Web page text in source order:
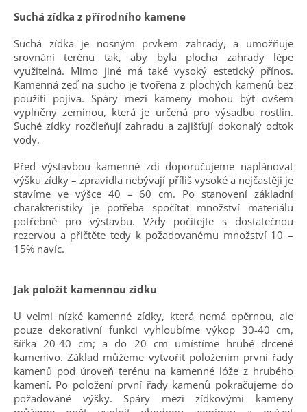
Suchá zídka z přírodního kamene
Suchá zídka je nosným prvkem zahrady, a umožňuje
srovnání terénu tak, aby byla plocha zahrady lépe
využitelná. Mimo jiné má také vysoký estetický přínos.
Kamenná zeď na sucho je tvořena z plochých kamenů bez
použití pojiva. Spáry mezi kameny mohou být ovšem
vyplněny zeminou, která je určená pro výsadbu rostlin.
Suché zídky rozčleňují zahradu a zajišťují dokonalý odtok
vody.
Před výstavbou kamenné zdi doporučujeme naplánovat
výšku zídky – zpravidla nebývají příliš vysoké a nejčastěji je
stavíme ve výšce 40 – 60 cm. Po stanovení základní
charakteristiky je potřeba spočítat množství materiálu
potřebné pro výstavbu. Vždy počítejte s dostatečnou
rezervou a přičtěte tedy k požadovanému množství 10 –
15% navíc.
Jak položit kamennou zídku
U velmi nízké kamenné zídky, která nemá opěrnou, ale
pouze dekorativní funkci vyhloubíme výkop 30-40 cm,
šířka 20-40 cm; a do 20 cm umístíme hrubé drcené
kamenivo. Základ můžeme vytvořit položením první řady
kamenů pod úroveň terénu na kamenné lóže z hrubého
kamení. Po položení první řady kamenů pokračujeme do
požadované výšky. Spáry mezi zídkovými kameny